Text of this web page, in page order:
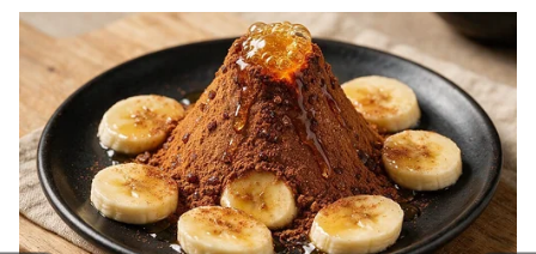
వెళ్లిపోతారు’ కాన్సెప్ట్ ఇది. కానీ.. పాట మాత్రం వినడానికి
చాలా బాగుంది. పాటకు తగినట్లుగా వాళ్లు వేసిన స్టైప్స్
కూడా అదిరిపోయాయి. దీంతో.. పాట సూపర్ వైరల్ గా
మారింది.
Related Articles